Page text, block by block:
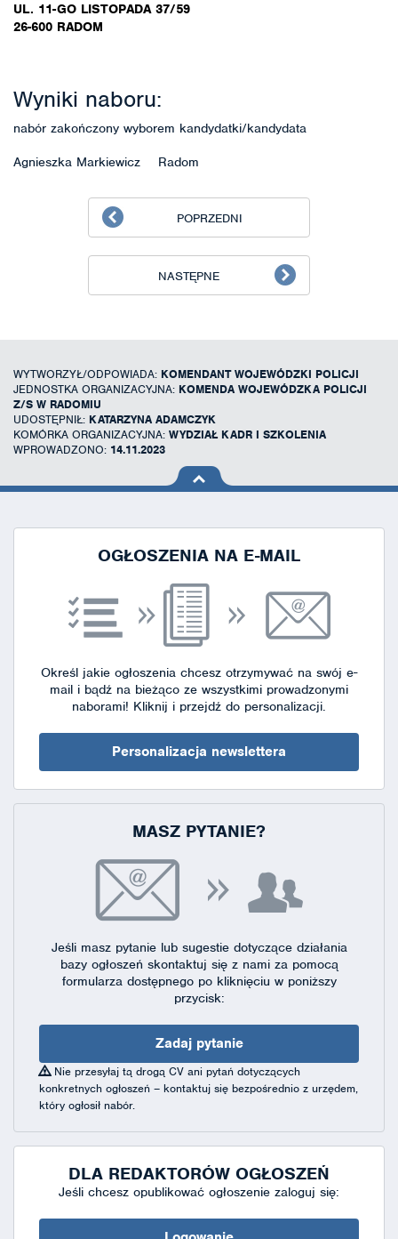
UL. 11-GO LISTOPADA 37/59
26-600 RADOM
Wyniki naboru:
nabór zakończony wyborem kandydatki/kandydata
Agnieszka Markiewicz Radom
POPRZEDNI
NASTĘPNE
WYTWORZYŁ/ODPOWIADA: KOMENDANT WOJEWÓDZKI POLICJI
JEDNOSTKA ORGANIZACYJNA: KOMENDA WOJEWÓDZKA POLICJI
Z/S W RADOMIU
UDOSTĘPNIŁ: KATARZYNA ADAMCZYK
KOMÓRKA ORGANIZACYJNA: WYDZIAŁ KADR I SZKOLENIA
WPROWADZONO: 14.11.2023
na górę
OGŁOSZENIA NA E-MAIL
Określ jakie ogłoszenia chcesz otrzymywać na swój e-
mail i bądź na bieżąco ze wszystkimi prowadzonymi
naborami! Kliknij i przejdź do personalizacji.
Personalizacja newslettera
MASZ PYTANIE?
Jeśli masz pytanie lub sugestie dotyczące działania
bazy ogłoszeń skontaktuj się z nami za pomocą
formularza dostępnegopo kliknięciu w poniższy
przycisk:
Zadaj pytanie
Nie przesyłaj tą drogą CV ani pytań dotyczących
konkretnych ogłoszeń – kontaktuj się bezpośrednio z urzędem,
który ogłosił nabór.
DLA REDAKTORÓW OGŁOSZEŃ
Jeśli chcesz opublikować ogłoszenie zaloguj się: